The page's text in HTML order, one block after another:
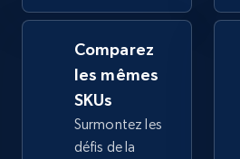
TikTok Shop - Collect
by keywords search
URL, Title, Available,
price, Final price, Discount
Comparez
les mêmes
SKUs
Surmontez les
défis de la